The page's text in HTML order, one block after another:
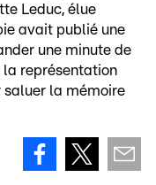
Leduc, élue
avait publié une
une minute de
la représentation
saluer la mémoire